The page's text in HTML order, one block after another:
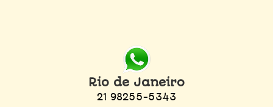
Rio de Janeiro
21 98255-5343